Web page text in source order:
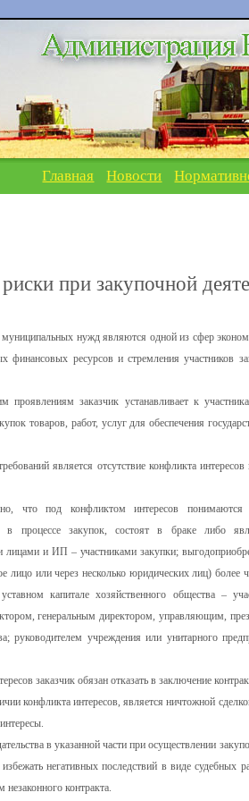
Главная Новости
при закупочной
муниципальных нужд являются одной из сфер
финансовых ресурсов и стремления участников
проявлениям заказчик устанавливает к
товаров, работ, услуг для обеспечения
является отсутствие конфликта
что под конфликтом интересов
в процессе закупок, состоят в браке либо
лицами и ИП – участниками закупки;
лицо или через несколько юридических лиц)
капитале хозяйственного общества –
генеральным директором, управляющим,
руководителем учреждения или унитарного
заказчик обязан отказать в заключение
конфликта интересов, является ничтожной
в указанной части при осуществлении
негативных последствий в виде судебных
незаконного контракта.